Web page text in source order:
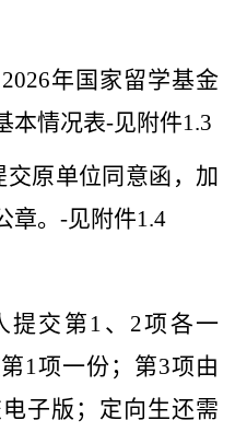
2026年国家留学基金
本情况表-见附件1.3
交原单位同意函，加
。 -见附件1.4
提交第 1 、 2项各一
1项一份；第3项由
子版；定向生还需